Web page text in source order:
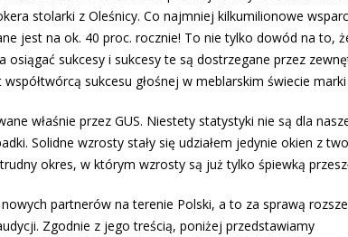
stolarki z Oleśnicy. Co najmniej kilkumilionowe
jest na ok. 40 proc. rocznie! To nie tylko dowód na to,
sukcesy i sukcesy te są dostrzegane przez
sukcesu głośnej w meblarskim świecie
właśnie przez GUS. Niestety statystyki nie są dla
Solidne wzrosty stały się udziałem jedynie okien z
okres, w którym wzrosty są już tylko śpiewką
partnerów na terenie Polski, a to za sprawą
Zgodnie z jego treścią, poniżej przedstawiamy